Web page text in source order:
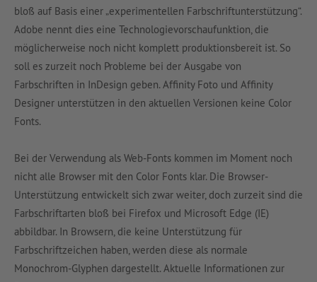
bloß auf Basis einer „experimentellen Farbschriftunterstützung“.
Adobe nennt dies eine Technologievorschaufunktion, die
möglicherweise noch nicht komplett produktionsbereit ist. So
soll es zurzeit noch Probleme bei der Ausgabe von
Farbschriften in InDesign geben. Affinity Foto und Affinity
Designer unterstützen in den aktuellen Versionen keine Color
Fonts.
Bei der Verwendung als Web-Fonts kommen im Moment noch
nicht alle Browser mit den Color Fonts klar. Die Browser-
Unterstützung entwickelt sich zwar weiter, doch zurzeit sind die
Farbschriftarten bloß bei Firefox und Microsoft Edge (IE)
abbildbar. In Browsern, die keine Unterstützung für
Farbschriftzeichen haben, werden diese als normale
Monochrom-Glyphen dargestellt. Aktuelle Informationen zur